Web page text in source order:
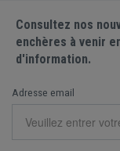
Consultez nos
enchères à venir
d'information.
Adresse email